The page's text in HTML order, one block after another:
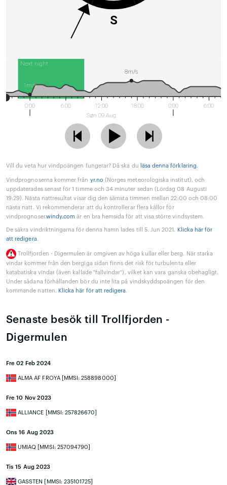
S
Next night
0:00 6:00
12:00
Søn 09 Aug
18:00 0:00 6:00
8m/s
1m/s
Vill du veta hur vindpoängen fungerar? Då ska du läsa denna förklaring.
Vindprognoserna kommer från yr.no (Norges meteorologiska institut), och
uppdaterades senast för 1 timme och 34 minuter sedan (Lördag 08 Augusti
19:29). Nästa nattresultat visar dig den sämsta timmen mellan 22:00 och 08:00
nästa natt. Vi rekommenderar att du kontrollerar flera källor för
vindprognoser.windy.com är en bra hemsida för att visa större vindsystem.
De säkra vindriktningarna för denna hamn lades till 5. Jun 2021.
Klicka här för
att redigera.
Trollfjorden - Digermulen är omgiven av höga kullar eller berg. När starka
vindar kommer från den bergiga sidan finns det risk för turbulenta eller
katabatiska vindar (även kallade "fallvindar"), vilket kan vara ganska obehagligt.
Under sådana förhållanden bör du inte lita på vindskyddspoängen för den
kommande natten. Klicka här för att redigera.
Senaste besök till Trollfjorden -
Digermulen
Fre 02 Feb 2024
ALMA AF FROYA [MMSI: 258898000]
Fre 10 Nov 2023
ALLIANCE [MMSI: 257826670]
Ons 16 Aug 2023
UMIAQ [MMSI: 257094790]
Tis 15 Aug 2023
GASSTEN [MMSI: 235101725]